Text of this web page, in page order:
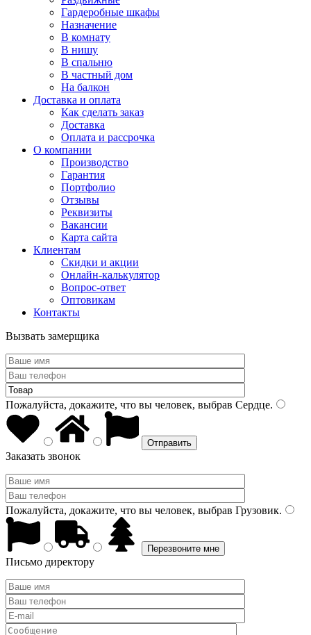
Гардеробные шкафы
Назначение
В комнату
В нишу
В спальню
В частный дом
На балкон
Доставка и оплата
Как сделать заказ
Доставка
Оплата и рассрочка
О компании
Производство
Гарантия
Портфолио
Отзывы
Реквизиты
Вакансии
Карта сайта
Клиентам
Скидки и акции
Онлайн-калькулятор
Вопрос-ответ
Оптовикам
Контакты
Вызвать замерщика
Пожалуйста, докажите, что вы человек, выбрав Сердце.
Заказать звонок
Пожалуйста, докажите, что вы человек, выбрав Грузовик.
Письмо директору